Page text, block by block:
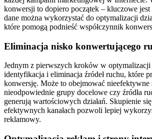
konwersji to dopiero początek – kluczowe
dane można wykorzystać do optymalizacji
które pomogą podnieść współczynnik
Eliminacja nisko konwertującego
Jednym z pierwszych kroków w
identyfikacja i eliminacja źródeł ruchu, które
konwersję. Może to obejmować nieefektywne
nieodpowiednie grupy docelowe czy źródła
generują wartościowych działań. Skupienie
efektywnych kanałach pozwoli lepiej
reklamowy.